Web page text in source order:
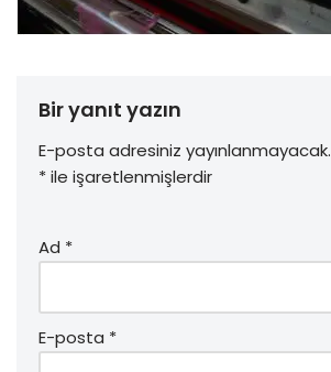
Bir yanıt yazın
E-posta adresiniz yayınlanmayacak.
*ile işaretlenmişlerdir
Ad *
E-posta *